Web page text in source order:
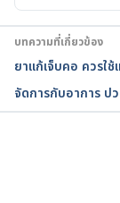
Alpha
https://
acids/
11, 2017
Hydroxy
บทความที่เกี่ยวข้อง
ยาแก้เจ็บคอ ควรใช้
จัดการกับอาการ ป